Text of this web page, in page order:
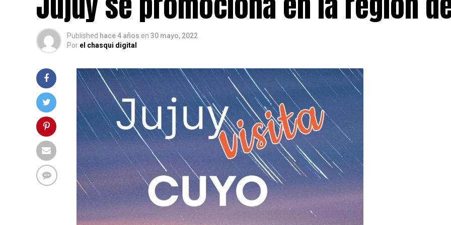
Published hace 4 años en 30 mayo, 2022
Por el chasqui digital